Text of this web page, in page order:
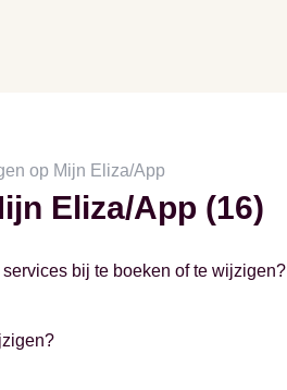
op Mijn Eliza/App
Eliza/App (16)
services bij te boeken of te wijzigen?